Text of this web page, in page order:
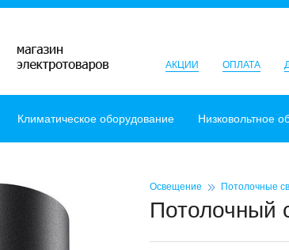
АКЦИИ ОПЛАТА
Климатическое оборудование Низковольтное
Освещение Потолочные
Потолочный